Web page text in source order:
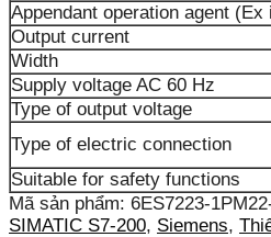
Appendant operation agent (Ex
Output current
Width
Supply voltage AC 60 Hz
Type of output voltage
Type of electric connection
Suitable for safety functions
Mã sản phẩm: 6ES7223-
SIMATIC S7-200, Siemens,